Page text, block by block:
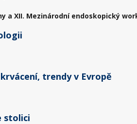
XII. Mezinárodní endoskopický
trendy v Evropě
stolici